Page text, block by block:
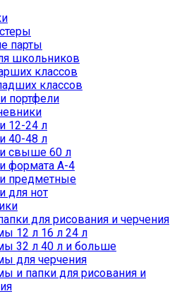
парты
школьников
классов
классов
портфели
12-24 л
40-48 л
свыше 60 л
формата А-4
предметные
для нот
для рисования и черчения
12 л 16 л 24 л
32 л 40 л и больше
для черчения
и папки для рисования и